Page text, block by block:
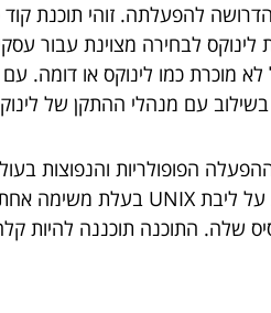
להפעלתה. זוהי תוכנת
לבחירה מצוינת עבור
מוכרת כמו לינוקס או דומה.
עם מנהלי ההתקן של